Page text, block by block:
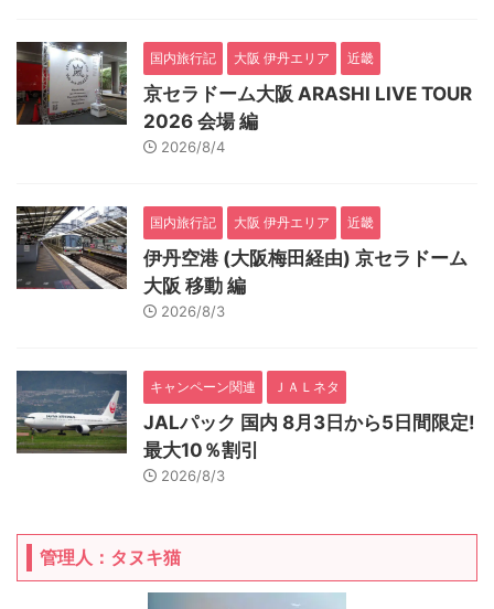
国内旅行記 大阪 伊丹エリア 近畿
京セラドーム大阪 ARASHI LIVE TOUR
2026 会場 編
2026/8/4
国内旅行記 大阪 伊丹エリア 近畿
伊丹空港 (大阪梅田経由) 京セラドーム
大阪 移動 編
2026/8/3
キャンペーン関連 ＪＡＬネタ
JALパック 国内 8月3日から5日間限定!
最大10％割引
2026/8/3
管理人：タヌキ猫